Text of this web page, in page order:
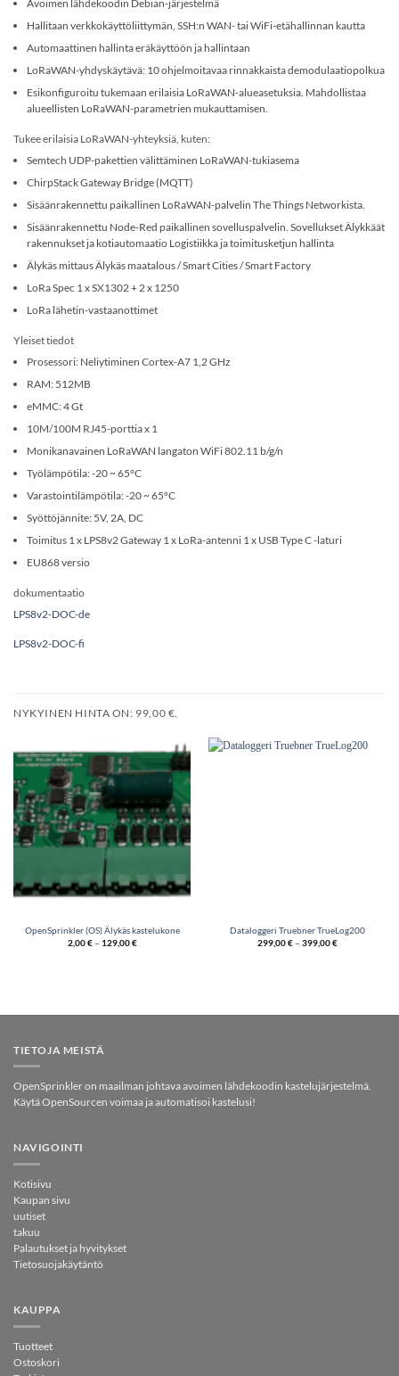
Avoimen lähdekoodin Debian-järjestelmä
Hallitaan verkkokäyttöliittymän, SSH:n WAN- tai WiFi-etähallinnan kautta
Automaattinen hallinta eräkäyttöön ja hallintaan
LoRaWAN-yhdyskäytävä: 10 ohjelmoitavaa rinnakkaista demodulaatiopolkua
Esikonfiguroitu tukemaan erilaisia ​​LoRaWAN-alueasetuksia. Mahdollistaa
alueellisten LoRaWAN-parametrien mukauttamisen.
Tukee erilaisia ​​LoRaWAN-yhteyksiä, kuten:
Semtech UDP-pakettien välittäminen LoRaWAN-tukiasema
ChirpStack Gateway Bridge (MQTT)
Sisäänrakennettu paikallinen LoRaWAN-palvelin The Things Networkista.
Sisäänrakennettu Node-Red paikallinen sovelluspalvelin. Sovellukset Älykkäät
rakennukset ja kotiautomaatio Logistiikka ja toimitusketjun hallinta
Älykäs mittaus Älykäs maatalous / Smart Cities / Smart Factory
LoRa Spec 1 x SX1302 + 2 x 1250
LoRa lähetin-vastaanottimet
Yleiset tiedot
Prosessori: Neliytiminen Cortex-A7 1,2 GHz
RAM: 512MB
eMMC: 4 Gt
10M/100M RJ45-porttia x 1
Monikanavainen LoRaWAN langaton WiFi 802.11 b/g/n
Työlämpötila: -20 ~ 65°C
Varastointilämpötila: -20 ~ 65°C
Syöttöjännite: 5V, 2A, DC
Toimitus 1 x LPS8v2 Gateway 1 x LoRa-antenni 1 x USB Type C -laturi
EU868 versio
dokumentaatio
LPS8v2-DOC-de
LPS8v2-DOC-fi
NYKYINEN HINTA ON: 99,00 €.
OpenSprinkler (OS) Älykäs kastelukone
2,00€– 129,00€
Dataloggeri Truebner TrueLog200
299,00€– 399,00€
TIETOJA MEISTÄ
OpenSprinkler on maailman johtava avoimen lähdekoodin kastelujärjestelmä.
Käytä OpenSourcen voimaa ja automatisoi kastelusi!
NAVIGOINTI
Kotisivu
Kaupan sivu
uutiset
takuu
Palautukset ja hyvitykset
Tietosuojakäytäntö
KAUPPA
Tuotteet
Ostoskori